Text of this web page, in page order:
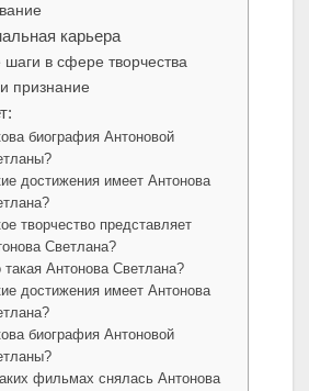
карьера
в сфере творчества
признание
биография Антоновой
достижения имеет Антонова
творчество представляет
Светлана?
такая Антонова Светлана?
достижения имеет Антонова
биография Антоновой
фильмах снялась Антонова